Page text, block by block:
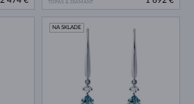
TOPÁS & DIAMANT
NA SKLADE